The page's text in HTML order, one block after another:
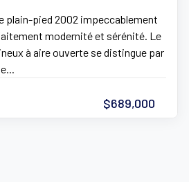
plain-pied 2002 impeccablement
modernité et sérénité. Le
à aire ouverte se distingue par
$689,000